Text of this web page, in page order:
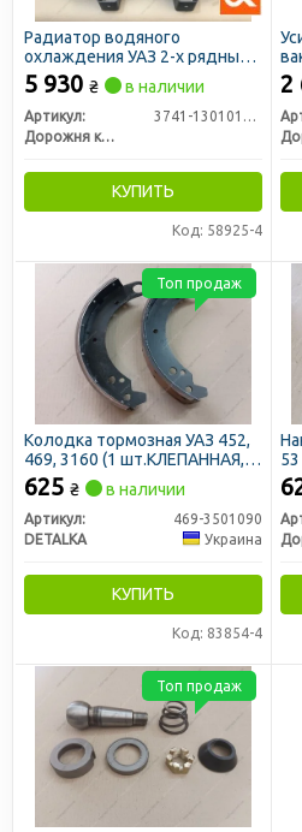
Радиатор водяного
охлаждения УАЗ 2-х рядный
алюминиевый (ДК)
5 930 ₴ в наличии
Артикул:
3741-1301010-01А
Дорожня карта
КУПИТЬ
Код: 58925-4
2
Колодка тормозная УАЗ 452,
469, 3160 (1 шт.КЛЕПАННАЯ,
длинная накладка) (DETALKA)
625 ₴ в наличии
Артикул:
469-3501090
DETALKA
Украина
КУПИТЬ
Код: 83854-4
Топ продаж
Топ продаж